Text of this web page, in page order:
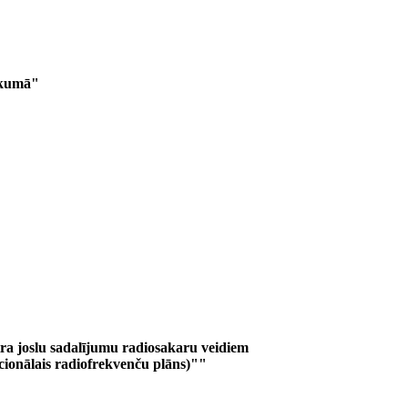
joslu sadalījumu radiosakaru veidiem
radiofrekvenču plāns)""